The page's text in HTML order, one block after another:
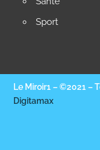
Sport
Le Miroir1 – ©2021 –
Digitamax